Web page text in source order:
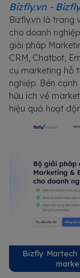
Bizfly.vn -
Bizfly.vn là trang
cho doanh
giải pháp
CRM, Chatbot,
cụ marketing hỗ
nghiệp. Bên
hữu ích về
hiệu quả hoạt
Bizfly